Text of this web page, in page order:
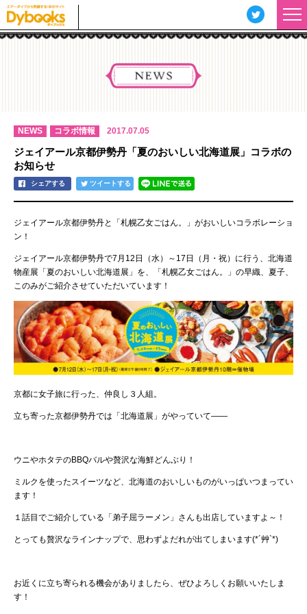
つぶ
やく
あらすじ
掲載店舗・商品
試し読み
購入
NEWS コラボ情報 2017.07.05
ジェイアール京都伊勢丹「夏のおいしい北海道展」コラボの
お知らせ
シェアする ツイートする
ジェイアール京都伊勢丹と「札幌乙女ごはん。」がおいしいコラボレーショ
ン！
ジェイアール京都伊勢丹で7月12日（水）～17日（月・祝）に行う、北海道
物産展「夏のおいしい北海道展」を、「札幌乙女ごはん。」の早織、夏子、
このみがご紹介させていただいています！
京都に女子旅に行った、仲良し３人組。
立ち寄った京都伊勢丹では「北海道展」がやっていて――
ウニやホタテのBBQバルや贅沢な海鮮どんぶり！
ミルクを使ったスイーツなど、北海道のおいしいものがいっぱいつまってい
ます！
１話目でご紹介している「弟子屈ラーメン」さんも出店していますよ～！
とっても贅沢なラインナップで、思わずよだれが出てしまいます(*´艸`*)
お近くに立ち寄られる機会がありましたら、ぜひよろしくお願いいたしま
す！